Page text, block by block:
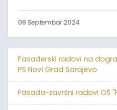
09 Septembar 2024
Fasaderski radovi na
PS Novi Grad Sarajevo
Fasada-završni radovi OŠ